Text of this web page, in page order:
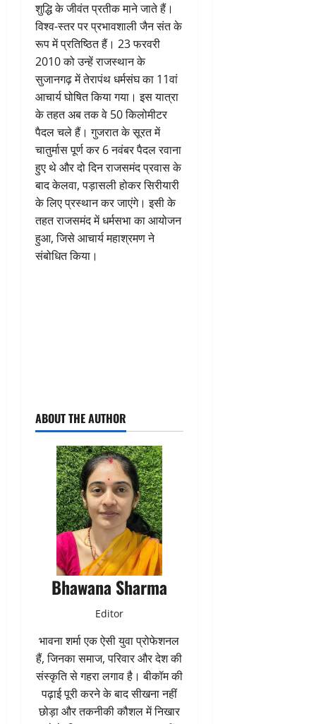
शुद्धि के जीवंत प्रतीक माने जाते हैं।
विश्व-स्तर पर प्रभावशाली जैन संत के
रूप में प्रतिष्ठित हैं। 23 फरवरी
2010 को उन्हें राजस्थान के
सुजानगढ़ में तेरापंथ धर्मसंघ का 11वां
आचार्य घोषित किया गया। इस यात्रा
के तहत अब तक वे 50 किलोमीटर
पैदल चले हैं। गुजरात के सूरत में
चातुर्मास पूर्ण कर 6 नवंबर पैदल रवाना
हुए थे और दो दिन राजसमंद प्रवास के
बाद केलवा, पड़ासली होकर सिरीयारी
के लिए प्रस्थान कर जाएंगे। इसी के
तहत राजसमंद में धर्मसभा का आयोजन
हुआ, जिसे आचार्य महाश्रमण ने
संबोधित किया।
ABOUT THE AUTHOR
Bhawana Sharma
Editor
भावना शर्मा एक ऐसी युवा प्रोफेशनल
हैं, जिनका समाज, परिवार और देश की
संस्कृति से गहरा लगाव है। बीकॉम की
पढ़ाई पूरी करने के बाद सीखना नहीं
छोड़ा और तकनीकी कौशल में निखार